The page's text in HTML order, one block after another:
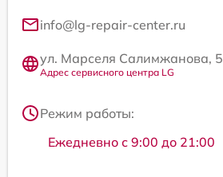
info@lg-repair-center.ru
ул. Марселя Салимжанова, 5
Адрес сервисного центра LG
Режим работы:
Ежедневно с 9:00 до 21:00